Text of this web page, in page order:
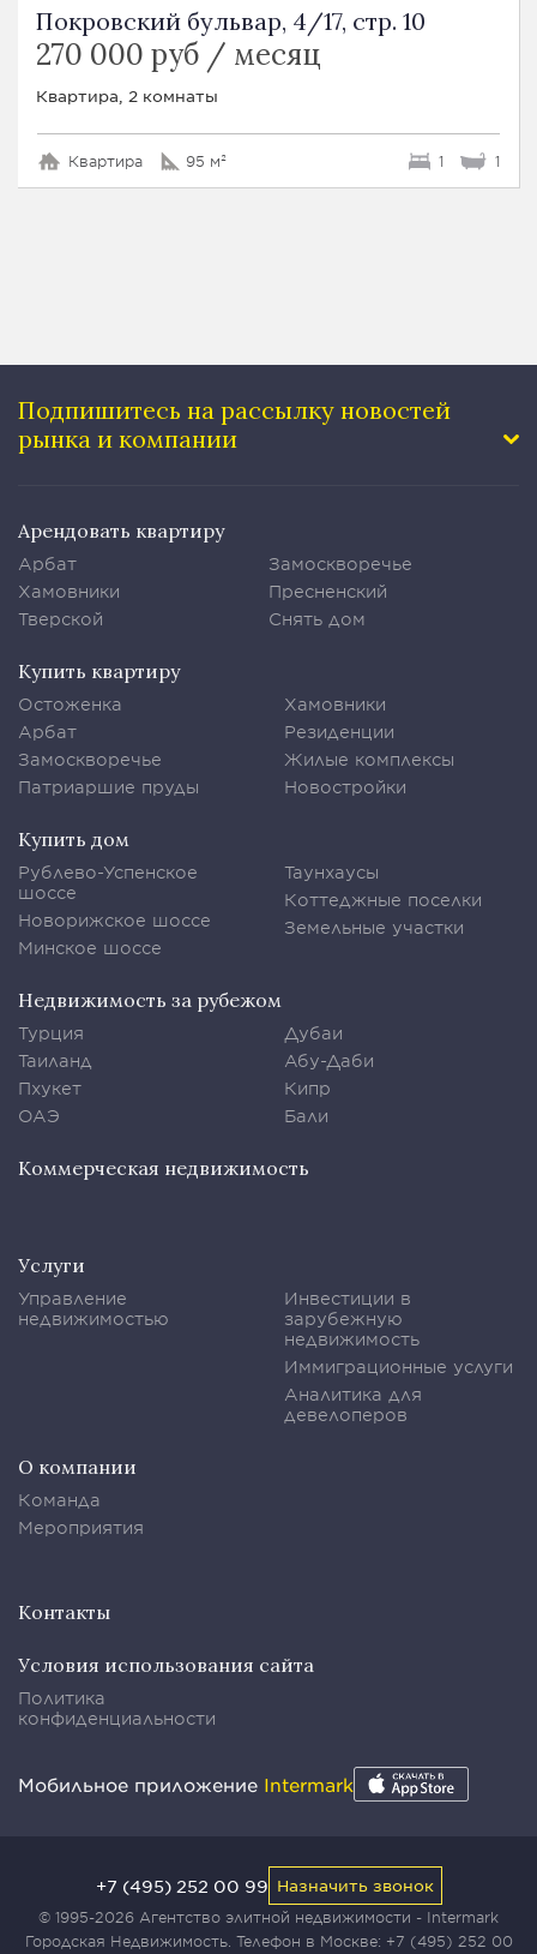
Покровский бульвар, 4/17, стр. 10
270 000 руб / месяц
Квартира, 2 комнаты
Квартира 95 м² 1 1
Подпишитесь на рассылку новостей
рынка и компании
Арендовать квартиру
Арбат
Хамовники
Тверской
Замоскворечье
Пресненский
Снять дом
Купить квартиру
Остоженка
Арбат
Замоскворечье
Патриаршие пруды
Хамовники
Резиденции
Жилые комплексы
Новостройки
Купить дом
Рублево-Успенское
шоссе
Новорижское шоссе
Минское шоссе
Таунхаусы
Коттеджные поселки
Земельные участки
Недвижимость за рубежом
Турция
Таиланд
Пхукет
ОАЭ
Дубаи
Абу-Даби
Кипр
Бали
Коммерческая недвижимость
Услуги
Управление
недвижимостью
Инвестиции в
зарубежную
недвижимость
Иммиграционные услуги
Аналитика для
девелоперов
О компании
Команда
Мероприятия
Контакты
Условия использования сайта
Политика
конфиденциальности
Мобильное приложение Intermark
© 1995-2026 Агентство элитной недвижимости - Intermark
Городская Недвижимость. Телефон в Москве: +7 (495) 252 00
+7 (495) 252 00 99 Назначить звонок